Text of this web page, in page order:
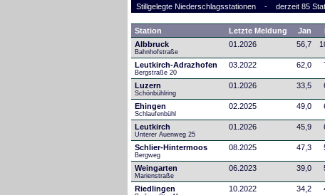
Stillgelegte Niederschlagsstationen - derzeit 85
Station Letzte Meldung Jan
Albbruck
Bahnhofstraße
01.2026 56,7
Leutkirch-Adrazhofen
Bergstraße 20
03.2022 62,0
Luzern
Schönbühlring
01.2026 33,5
Ehingen
Schlaufenbühl
02.2025 49,0
Leutkirch
Unterer Auenweg 25
01.2026 45,9
Schlier-Hintermoos
Bergweg
08.2025 47,3
Weingarten
Marienstraße
06.2023 39,0
Riedlingen 10.2022 34,2